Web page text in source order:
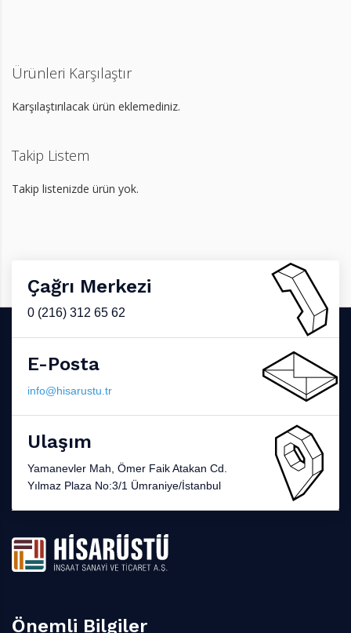
Ürünleri Karşılaştır
Karşılaştırılacak ürün eklemediniz.
Takip Listem
Takip listenizde ürün yok.
Çağrı Merkezi
0 (216) 312 65 62
E-Posta
info@hisarustu.tr
Ulaşım
Yamanevler Mah, Ömer Faik Atakan Cd.
Yılmaz Plaza No:3/1 Ümraniye/İstanbul
Önemli Bilgiler